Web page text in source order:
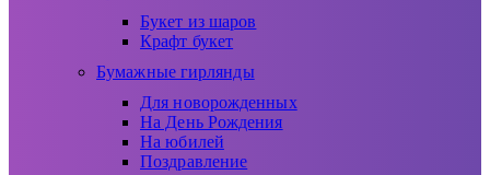
Букет из шаров
Крафт букет
Бумажные гирлянды
Для новорожденных
На День Рождения
На юбилей
Поздравление